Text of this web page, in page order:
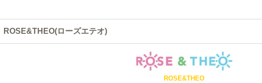
ROSE&THEO(ローズエテオ)
ROSE&THEO